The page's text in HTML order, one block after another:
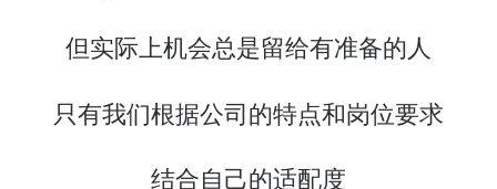
但实际上机会总是留给有准备的人
只有我们根据公司的特点和岗位要求
结合自己的适配度